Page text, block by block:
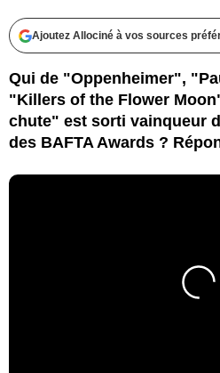
Ajoutez Allociné à vos sources
Qui de "Oppenheimer",
"Killers of the Flower
chute" est sorti vainqueur
des BAFTA Awards ?